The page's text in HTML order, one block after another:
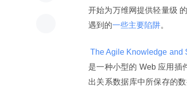
开始为万维网提供轻量级
遇到的一些主要陷阱。
The Agile Knowledge and
是一种小型的 Web 应用插
出关系数据库中所保存的